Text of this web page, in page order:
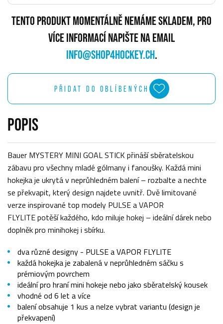
TENTO PRODUKT MOMENTÁLNĚ NEMÁME SKLADEM, PRO
VÍCE INFORMACÍ NAPIŠTE NA EMAIL
INFO@SHOP4HOCKEY.CH.
PŘIDAT DO OBLÍBENÝCH
POPIS
Bauer MYSTERY MINI GOAL STICK přináší sběratelskou
zábavu pro všechny mladé gólmany i fanoušky. Každá mini
hokejka je ukrytá v neprůhledném balení – rozbalte a nechte
se překvapit, který design najdete uvnitř. Dvě limitované
verze inspirované top modely PULSE a VAPOR
FLYLITE potěší každého, kdo miluje hokej – ideální dárek nebo
doplněk pro minihokej i sbírku.
dva různé designy - PULSE a VAPOR FLYLITE
každá hokejka je zabalená v neprůhledném sáčku s
prémiovým povrchem
ideální pro hraní mini hokeje nebo jako sběratelský kousek
vhodné od 6 let a více
balení obsahuje 1 kus a nelze vybrat variantu (design je
překvapení)